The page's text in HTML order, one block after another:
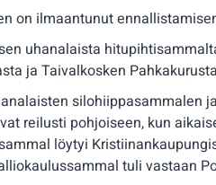
on ilmaantunut
uhanalaista
ja Taivalkosken
silohiippasammalen
reilusti pohjoiseen, kun
löytyi
tuli vastaan